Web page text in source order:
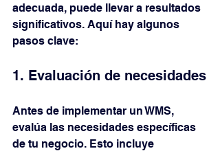
adecuada, puede llevar a resultados
significativos. Aquí hay algunos
pasos clave:
1. Evaluación de necesidades
Antes de implementar un WMS,
evalúa las necesidades específicas
de tu negocio. Esto incluye